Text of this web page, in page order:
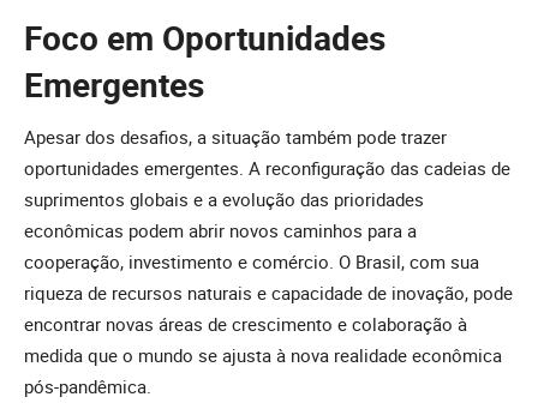
Foco em Oportunidades
Emergentes
Apesar dos desafios, a situação também pode trazer
oportunidades emergentes. A reconfiguração das cadeias de
suprimentos globais e a evolução das prioridades
econômicas podem abrir novos caminhos para a
cooperação, investimento e comércio. O Brasil, com sua
riqueza de recursos naturais e capacidade de inovação, pode
encontrar novas áreas de crescimento e colaboração à
medida que o mundo se ajusta à nova realidade econômica
pós-pandêmica.